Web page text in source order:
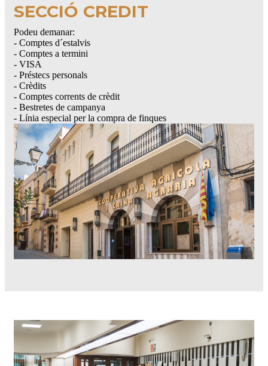
SECCIÓ CREDIT
Podeu demanar:
- Comptes d´estalvis
- Comptes a termini
- VISA
- Préstecs personals
- Crèdits
- Comptes corrents de crèdit
- Bestretes de campanya
- Línia especial per la compra de finques